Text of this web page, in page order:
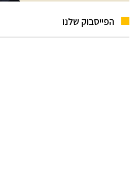
הפייסבוק שלנו